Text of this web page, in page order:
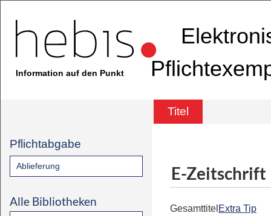
Information auf den Punkt
Titel
Pflichtabgabe
Ablieferung
Alle Bibliotheken
E-Zeitschrift
Gesamttitel Extra Tip